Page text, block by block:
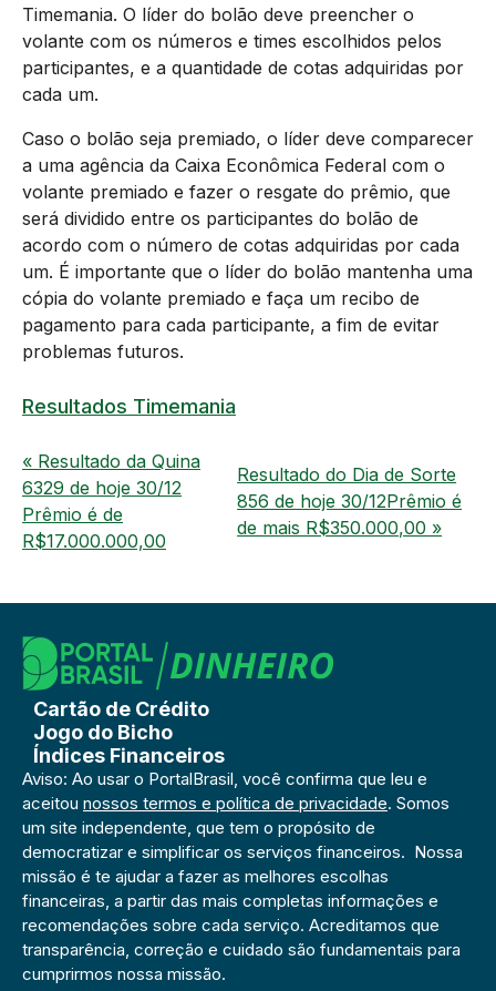
Timemania. O líder do bolão deve preencher o
volante com os números e times escolhidos pelos
participantes, e a quantidade de cotas adquiridas por
cada um.
Caso o bolão seja premiado, o líder deve comparecer
a uma agência da Caixa Econômica Federal com o
volante premiado e fazer o resgate do prêmio, que
será dividido entre os participantes do bolão de
acordo com o número de cotas adquiridas por cada
um. É importante que o líder do bolão mantenha uma
cópia do volante premiado e faça um recibo de
pagamento para cada participante, a fim de evitar
problemas futuros.
Resultados Timemania
« Resultado da Quina
6329 de hoje 30/12
Prêmio é de
R$17.000.000,00
Resultado do Dia de Sorte
856 de hoje 30/12Prêmio é
de mais R$350.000,00 »
Cartão de Crédito
Jogo do Bicho
Índices Financeiros
Aviso: Ao usar o PortalBrasil, você confirma que leu e
aceitou nossos termos e política de privacidade. Somos
um site independente, que tem o propósito de
democratizar e simplificar os serviços financeiros. Nossa
missão é te ajudar a fazer as melhores escolhas
financeiras, a partir das mais completas informações e
recomendações sobre cada serviço. Acreditamos que
transparência, correção e cuidado são fundamentais para
cumprirmos nossa missão.